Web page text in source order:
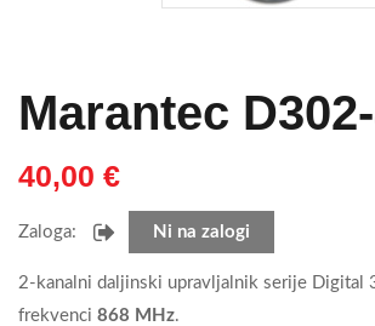
Marantec
40,00 €
Zaloga: Ni na zalogi
2-kanalni daljinski upravljalnik serije Digital
frekvenci 868 MHz.